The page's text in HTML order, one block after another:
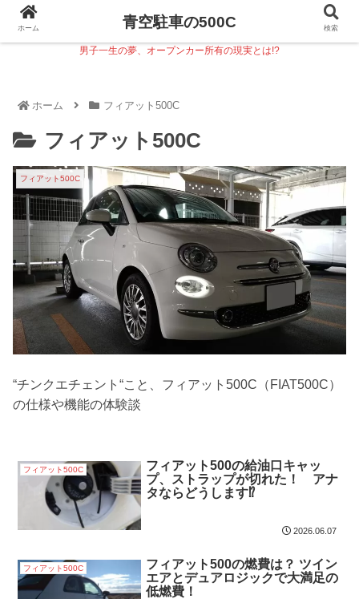
男子一生の夢、オープンカー所有の現実とは!?
ホーム フィアット500C
フィアット500C
フィアット500C
“チンクエチェント“こと、フィアット500C（FIAT500C）
の仕様や機能の体験談
フィアット500C
フィアット500の給油口キャッ
プ、ストラップが切れた！ アナ
タならどうします⁉
2026.06.07
フィアット500C
フィアット500の燃費は？ ツイン
エアとデュアロジックで大満足の
低燃費！
ホーム 青空駐車の500C 検索